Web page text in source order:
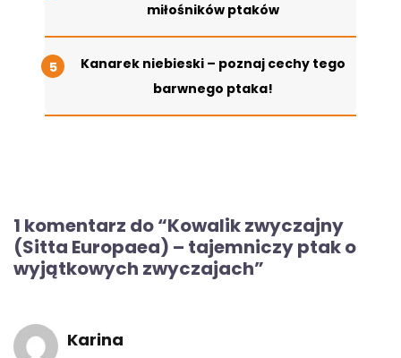
miłośników ptaków
Kanarek niebieski – poznaj cechy tego
barwnego ptaka!
1 komentarz do “Kowalik zwyczajny
(Sitta Europaea) – tajemniczy ptak o
wyjątkowych zwyczajach”
Karina